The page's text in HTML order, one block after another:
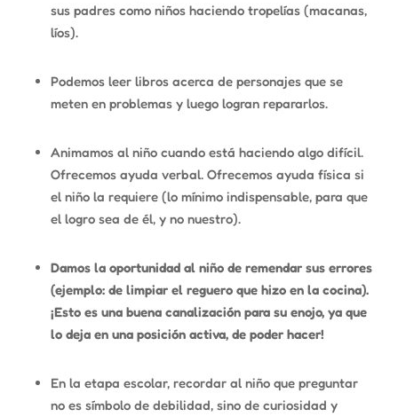
sus padres como niños haciendo tropelías (macanas,
líos).
Podemos leer libros acerca de personajes que se
meten en problemas y luego logran repararlos.
Animamos al niño cuando está haciendo algo difícil.
Ofrecemos ayuda verbal. Ofrecemos ayuda física si
el niño la requiere (lo mínimo indispensable, para que
el logro sea de él, y no nuestro).
Damos la oportunidad al niño de remendar sus errores
(ejemplo: de limpiar el reguero que hizo en la cocina).
¡Esto es una buena canalización para su enojo, ya que
lo deja en una posición activa, de poder hacer!
En la etapa escolar, recordar al niño que preguntar
no es símbolo de debilidad, sino de curiosidad y